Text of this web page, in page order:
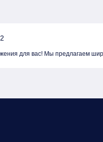
для вас! Мы предлагаем
еще более